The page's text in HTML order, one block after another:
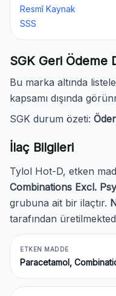
Resmî Kaynak
SSS
SGK Geri Ödeme
Bu marka altında
kapsamı dışında
SGK durum özeti:
İlaç Bilgileri
Tylol Hot-D, etken
Combinations Excl.
grubuna ait bir ilaçtır.
tarafından
ETKEN MADDE
Paracetamol,